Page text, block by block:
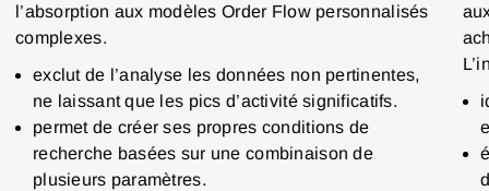
l’absorption aux modèles Order Flow personnalisés
complexes.
exclut de l’analyse les données non pertinentes,
ne laissant que les pics d’activité significatifs.
permet de créer ses propres conditions de
recherche basées sur une combinaison de
plusieurs paramètres.